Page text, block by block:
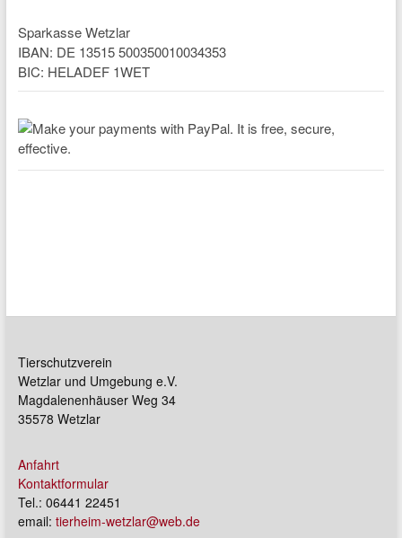
Sparkasse Wetzlar
IBAN: DE 13515 500350010034353
BIC: HELADEF 1WET
Tierschutzverein
Wetzlar und Umgebung e.V.
Magdalenenhäuser Weg 34
35578 Wetzlar
Anfahrt
Kontaktformular
Tel.: 06441 22451
email: tierheim-wetzlar@web.de